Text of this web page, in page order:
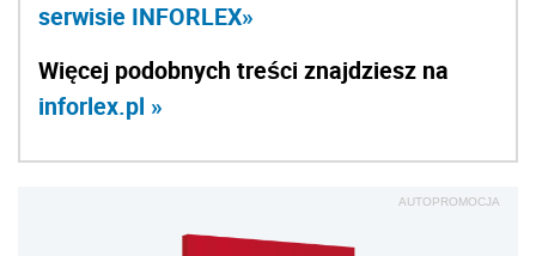
serwisie INFORLEX»
Więcej podobnych treści znajdziesz na
inforlex.pl »
AUTOPROMOCJA